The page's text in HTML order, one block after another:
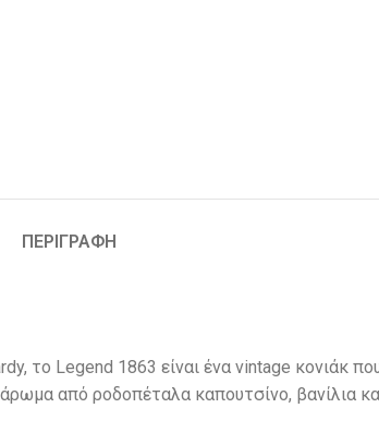
ΠΕΡΙΓΡΑΦΗ
το Legend 1863 είναι ένα vintage κονιάκ
από ροδοπέταλα καπουτσίνο, βανίλια